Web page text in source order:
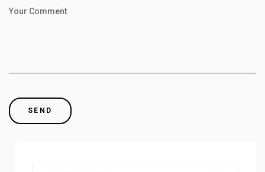
Your Comment